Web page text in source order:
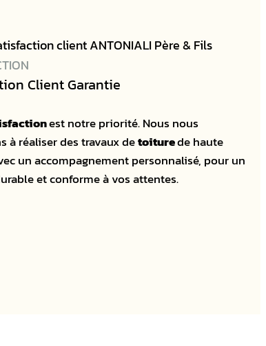
Client Garantie
est notre priorité. Nous nous
à réaliser des travaux detoiturede haute
un accompagnement personnalisé, pour un
et conforme à vos attentes.